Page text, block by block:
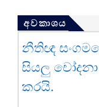
අවකාශය
නීතිඥ
සියලු
කරයි.